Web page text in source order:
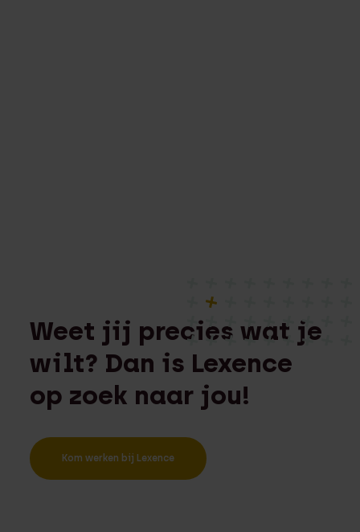
Weet jij precies wat je
wilt? Dan is Lexence
op zoek naar jou!
Kom werken bij Lexence